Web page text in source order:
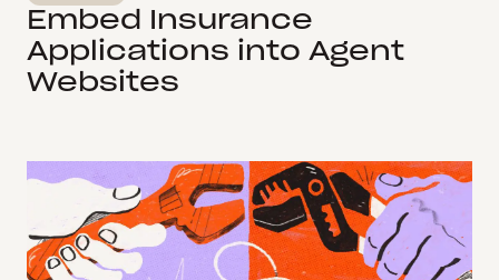
Embed Insurance
Applications into Agent
Websites